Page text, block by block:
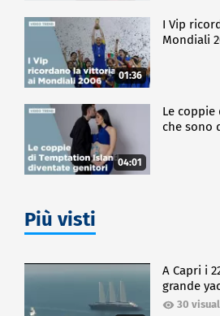
01:36
I Vip
Mondiali
04:01
Le coppie
che sono
Più visti
A Capri i
grande
30